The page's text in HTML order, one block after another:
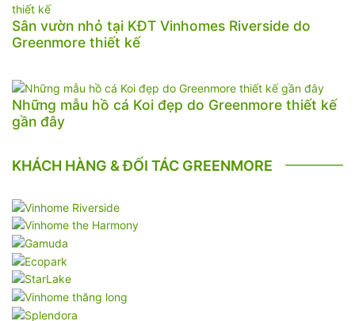
Sân vườn nhỏ tại KĐT Vinhomes Riverside do
Greenmore thiết kế
Những mẫu hồ cá Koi đẹp do Greenmore thiết kế
gần đây
KHÁCH HÀNG & ĐỐI TÁC GREENMORE